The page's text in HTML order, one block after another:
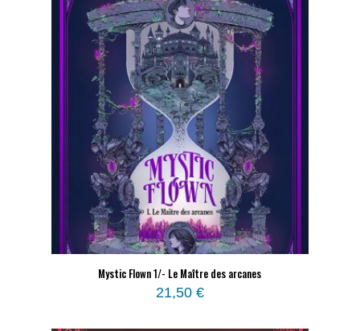
Mystic Flown 1/- Le Maître des arcanes
21,50 €